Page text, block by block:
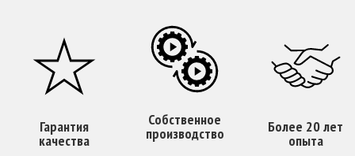
Гарантия
качества
Собственное
производство Более 20 лет
опыта